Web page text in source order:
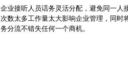
企业接听人员话务灵活分配，避免同一人
次数太多工作量太大影响企业管理，同时
务分流不错失任何一个商机。